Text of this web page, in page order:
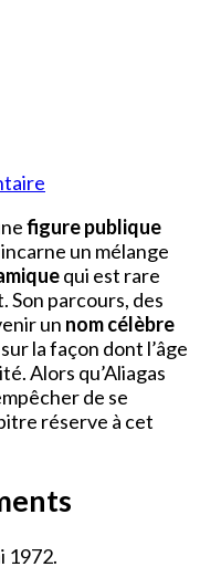
Aliagas
figure publique
un mélange
qui est rare
Son parcours, des
un nom célèbre
la façon dont l’âge
Alors qu’Aliagas
de se
réserve à cet
1972.